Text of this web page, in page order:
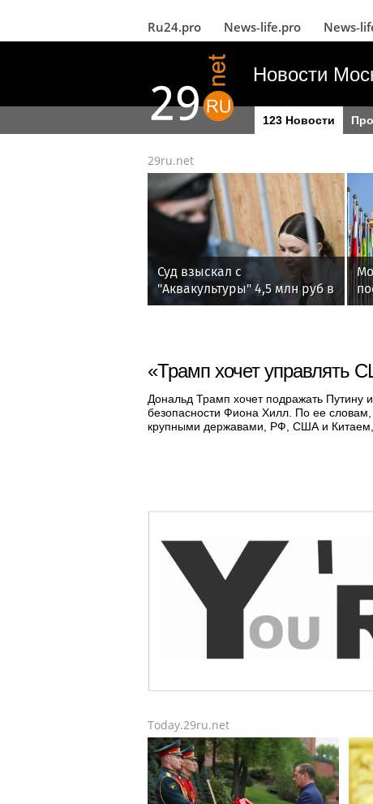
Ru24.pro News‑life.pro
Новости
123 Новости
29ru.net
Суд взыскал с
"Аквакультуры" 4,5 млн руб в
конкурсную массу
«Трамп хочет управлять
Дональд Трамп хочет подражать Путину
безопасности Фиона Хилл. По ее
крупными державами, РФ, США и Китаем,
Today.29ru.net